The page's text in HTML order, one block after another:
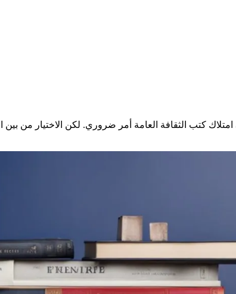
كتب الثقافة العامة أمر ضروري. لكن الاختيار من بين